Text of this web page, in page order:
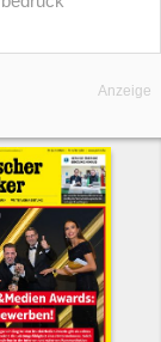
Anzeige